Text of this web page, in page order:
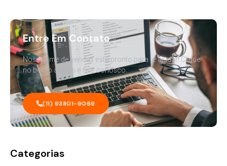
Entre Em Contato
Nosso time de vendas está pronto para te ajudar! Clique
no botão abaixo e fale conosco.
(11) 93801-9069
Categorias